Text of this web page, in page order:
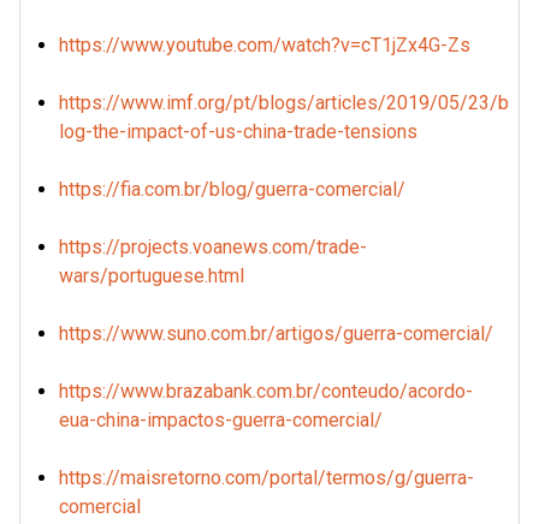
https://www.youtube.com/watch?v=cT1jZx4G-Zs
https://www.imf.org/pt/blogs/articles/2019/05/23/b
log-the-impact-of-us-china-trade-tensions
https://fia.com.br/blog/guerra-comercial/
https://projects.voanews.com/trade-
wars/portuguese.html
https://www.suno.com.br/artigos/guerra-comercial/
https://www.brazabank.com.br/conteudo/acordo-
eua-china-impactos-guerra-comercial/
https://maisretorno.com/portal/termos/g/guerra-
comercial